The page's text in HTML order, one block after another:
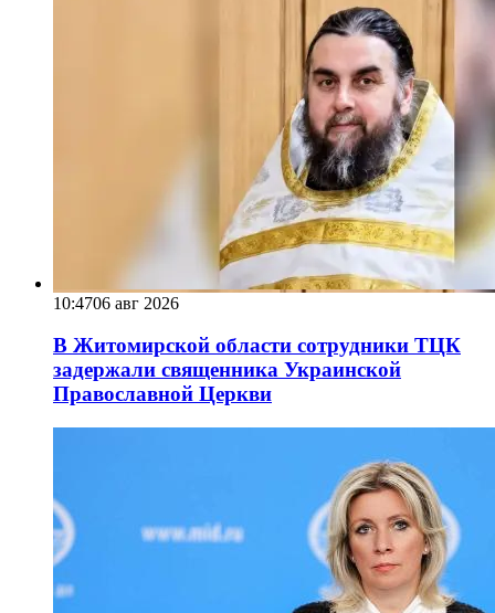
10:4706 авг 2026
В Житомирской области сотрудники ТЦК
задержали священника Украинской
Православной Церкви